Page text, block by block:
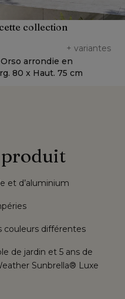
collection
+ variantes
arrondie en
80 x Haut. 75 cm
produit
et d’aluminium
couleurs différentes
de jardin et 5 ans de
Sunbrella® Luxe